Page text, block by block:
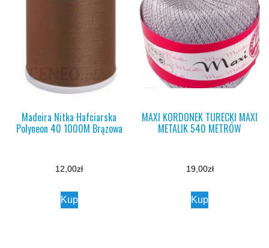
Madeira Nitka Hafciarska
Polyneon 40 1000M Brązowa
12,00zł
Kup
MAXI KORDONEK TURECKI MAXI
METALIK 540 METRÓW
19,00zł
Kup